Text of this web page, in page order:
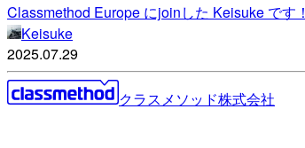
Classmethod Europe にjoinした Keisuke です！
Keisuke
2025.07.29
クラスメソッド株式会社